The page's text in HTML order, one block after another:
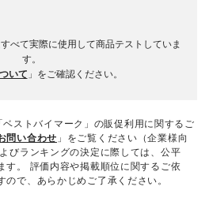
べて実際に使用して商品テストしていま
す。
いて 」をご確認ください。
ストバイマーク」の販促利用に関するご
問い合わせ 」をご覧ください（企業様向
びランキングの決定に際しては、公平
す。 評価内容や掲載順位に関するご依
で、あらかじめご了承ください。